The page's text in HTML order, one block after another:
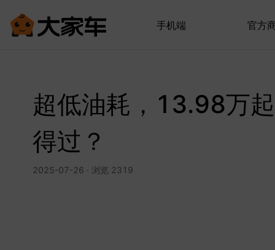
手机端 官方
超低油耗，13.98万
得过？
2025-07-26 · 浏览 2319